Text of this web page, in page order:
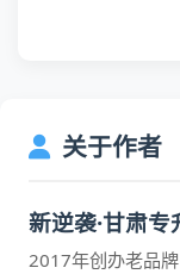
关于作者
新逆袭·甘肃
2017年创办老品